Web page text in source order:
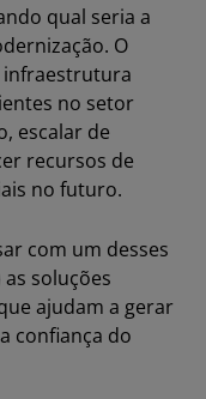
qual seria a
O
infraestrutura
no setor
escalar de
recursos de
no futuro.
com um desses
soluções
ajudam a gerar
confiança do